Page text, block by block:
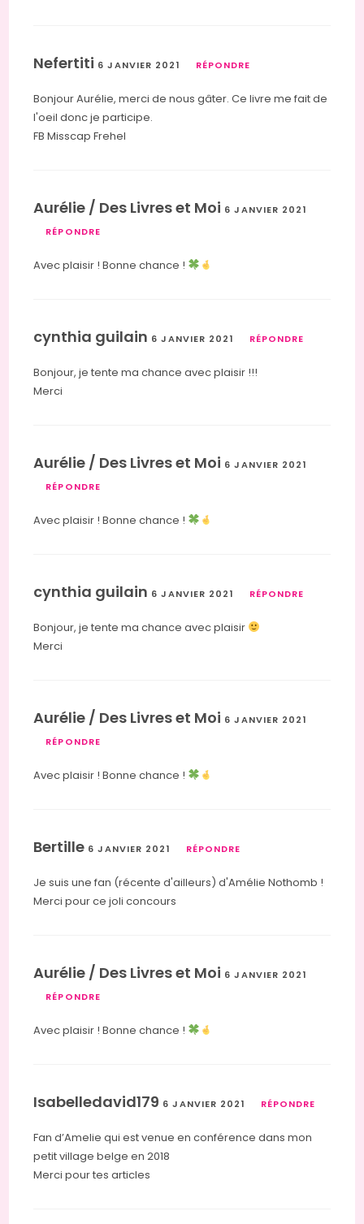
Nefertiti 6 JANVIER 2021 RÉPONDRE
Bonjour Aurélie, merci de nous gâter. Ce livre me fait de
l'oeil donc je participe.
FB Misscap Frehel
Aurélie / Des Livres et Moi 6 JANVIER 2021
RÉPONDRE
Avec plaisir ! Bonne chance !
cynthia guilain 6 JANVIER 2021 RÉPONDRE
Bonjour, je tente ma chance avec plaisir !!!
Merci
Aurélie / Des Livres et Moi 6 JANVIER 2021
RÉPONDRE
Avec plaisir ! Bonne chance !
cynthia guilain 6 JANVIER 2021 RÉPONDRE
Bonjour, je tente ma chance avec plaisir
Merci
Aurélie / Des Livres et Moi 6 JANVIER 2021
RÉPONDRE
Avec plaisir ! Bonne chance !
Bertille 6 JANVIER 2021 RÉPONDRE
Je suis une fan (récente d'ailleurs) d'Amélie Nothomb !
Merci pour ce joli concours
Aurélie / Des Livres et Moi 6 JANVIER 2021
RÉPONDRE
Avec plaisir ! Bonne chance !
Isabelledavid179 6 JANVIER 2021 RÉPONDRE
Fan d’Amelie qui est venue en conférence dans mon
petit village belge en 2018
Merci pour tes articles